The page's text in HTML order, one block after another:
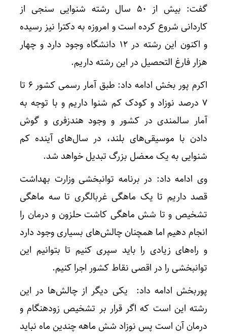
گفت: بیش از ۵۰ سال رشته شنوایی سنجی از
کاردانی شروع کرده است و امروزه به دکترا نیز رسیده
و اکنون این رشته در ۱۲ دانشگاه وجود دارد و چهار
هزار فارغ التحصیل در این رشته داریم.
اکرم پور بخش ادامه داد: طبق آمار رسمی کشور ۶ تا
۷ درصد نوزاد و کودک کم شنوا داریم و با توجه به
آمار سالمندی در کشور و وجود هندزفری و گوش
دادن با موسیقی‌های بلند، در سال‌های آینده کم
شنوایی به یک معضل بزرگ تبدیل خواهد شد.
وی ادامه داد: در برنامه توانبخشی وزارت بهداشت
قصد داریم تا یک ماهگی غربالگری تا سه ماهگی
تشخیص و تا شش ماهگی کاشت حلزون و درمان را
انجام دهیم اما همچنان چالش‌های بسیاری وجود دارد
و راه‌های زیادی را باید سپری کنیم تا بتوانیم این
توانبخشی را در اقصی نقاط کشور اجرا کنیم.
پوربخش ادامه داد: یکی دیگر از چالش‌ها در این
رشته این است که اگر قرار بر تشخیص زودهنگام و
درمان آن است پس نوزاد شش ماهه چندین ماه نباید